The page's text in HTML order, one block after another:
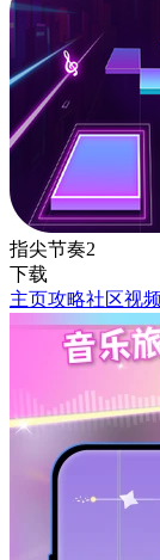
指尖节奏2
下载
主页攻略社区视频